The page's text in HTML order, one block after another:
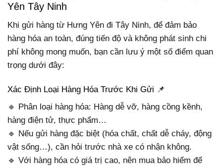
Yên Tây Ninh
Khi gửi hàng từ Hưng Yên đi Tây Ninh, để đảm bảo
hàng hóa an toàn, đúng tiến độ và không phát sinh chi
phí không mong muốn, bạn cần lưu ý một số điểm quan
trọng dưới đây:
Xác Định Loại Hàng Hóa Trước Khi Gửi 📌
🔹 Phân loại hàng hóa: Hàng dễ vỡ, hàng cồng kềnh,
hàng điện tử, thực phẩm…
🔹 Nếu gửi hàng đặc biệt (hóa chất, chất dễ cháy, động
vật sống…), cần hỏi trước nhà xe có nhận không.
🔹 Với hàng hóa có giá trị cao, nên mua bảo hiểm để